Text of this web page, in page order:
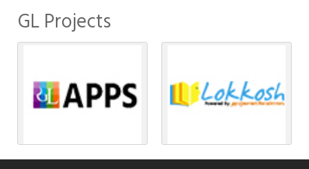
GL Projects